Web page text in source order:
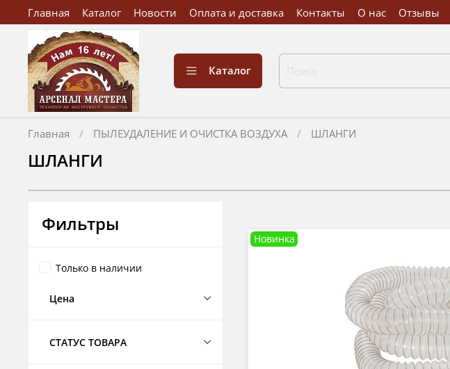
Главная Каталог Новости Оплата и доставка Контакты О нас Отзывы
Каталог
Главная ПЫЛЕУДАЛЕНИЕ И ОЧИСТКА ВОЗДУХА ШЛАНГИ
ШЛАНГИ
Новинка
Фильтры
Только в наличии
Цена
СТАТУС ТОВАРА